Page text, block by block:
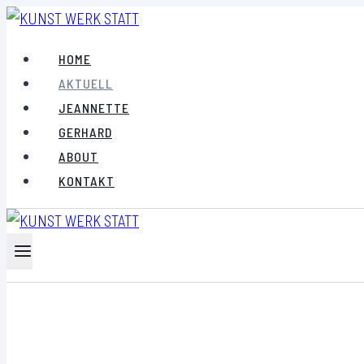
Zum
springen
HOME
AKTUELL
JEANNETTE
GERHARD
ABOUT
KONTAKT